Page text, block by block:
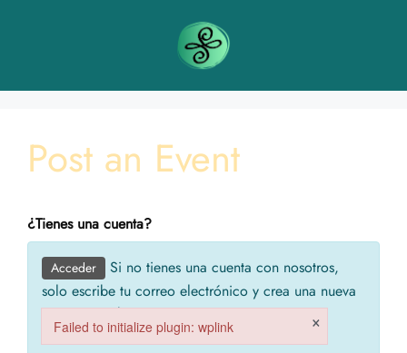
Post an Event
¿Tienes una cuenta?
Acceder
Si no tienes una cuenta con nosotros,
solo escribe tu correo electrónico y crea una nueva
cuenta. Recibirás tu contraseña en tu correo
electrónico.
Failed to initialize plugin: wplink ×
Failed to initialize plugin: wplink